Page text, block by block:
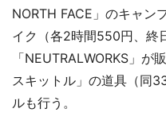
NORTH FACE」のキャン
イク（各2時間550円、終
「NEUTRALWORKS」が
スキットル」の道具（同
ルも行う。